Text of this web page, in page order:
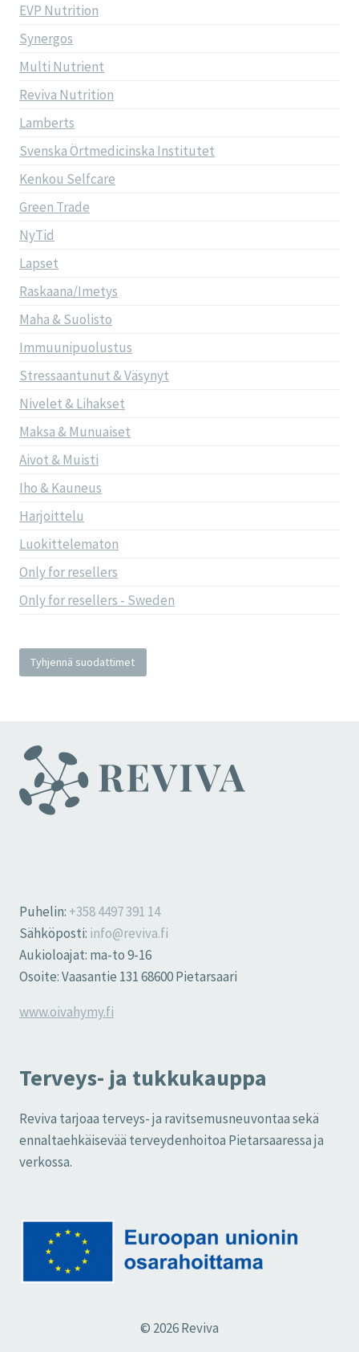
EVP Nutrition
Synergos
Multi Nutrient
Reviva Nutrition
Lamberts
Svenska Örtmedicinska Institutet
Kenkou Selfcare
Green Trade
NyTid
Lapset
Raskaana/Imetys
Maha & Suolisto
Immuunipuolustus
Stressaantunut & Väsynyt
Nivelet & Lihakset
Maksa & Munuaiset
Aivot & Muisti
Iho & Kauneus
Harjoittelu
Luokittelematon
Only for resellers
Only for resellers - Sweden
Tyhjennä suodattimet
Puhelin: +358 4497 391 14
Sähköposti: info@reviva.fi
Aukioloajat: ma-to 9-16
Osoite: Vaasantie 131 68600 Pietarsaari
www.oivahymy.fi
Terveys- ja tukkukauppa
Reviva tarjoaa terveys- ja ravitsemusneuvontaa sekä
ennaltaehkäisevää terveydenhoitoa Pietarsaaressa ja
verkossa.
© 2026 Reviva